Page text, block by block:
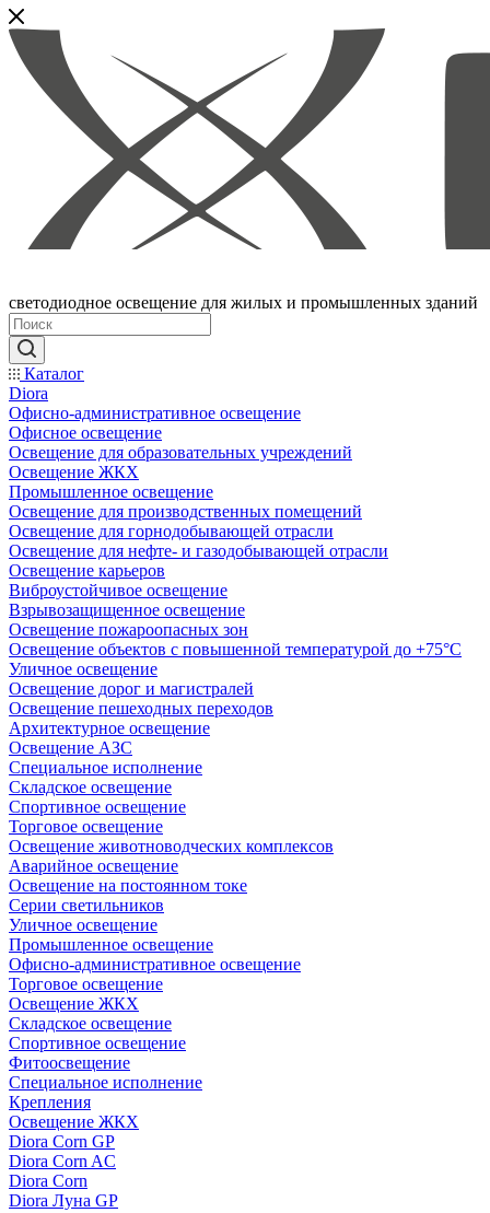
светодиодное освещение для жилых и промышленных зданий
Каталог
Diora
Офисно-административное освещение
Офисное освещение
Освещение для образовательных учреждений
Освещение ЖКХ
Промышленное освещение
Освещение для производственных помещений
Освещение для горнодобывающей отрасли
Освещение для нефте- и газодобывающей отрасли
Освещение карьеров
Виброустойчивое освещение
Взрывозащищенное освещение
Освещение пожароопасных зон
Освещение объектов с повышенной температурой до +75°C
Уличное освещение
Освещение дорог и магистралей
Освещение пешеходных переходов
Архитектурное освещение
Освещение АЗС
Специальное исполнение
Складское освещение
Спортивное освещение
Торговое освещение
Освещение животноводческих комплексов
Аварийное освещение
Освещение на постоянном токе
Серии светильников
Уличное освещение
Промышленное освещение
Офисно-административное освещение
Торговое освещение
Освещение ЖКХ
Складское освещение
Спортивное освещение
Фитоосвещение
Специальное исполнение
Крепления
Освещение ЖКХ
Diora Corn GP
Diora Corn AC
Diora Corn
Diora Луна GP